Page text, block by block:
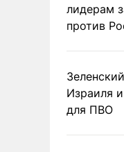
лидерам
против
Израиля
для ПВО